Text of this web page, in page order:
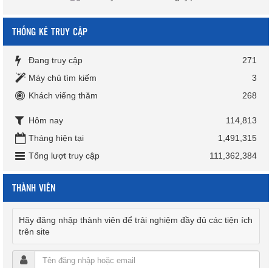
THỐNG KÊ TRUY CẬP
Đang truy cập
271
Máy chủ tìm kiếm
3
Khách viếng thăm
268
Hôm nay
114,813
Tháng hiện tại
1,491,315
Tổng lượt truy cập
111,362,384
THÀNH VIÊN
Hãy đăng nhập thành viên để trải nghiệm đầy đủ các tiện ích
trên site